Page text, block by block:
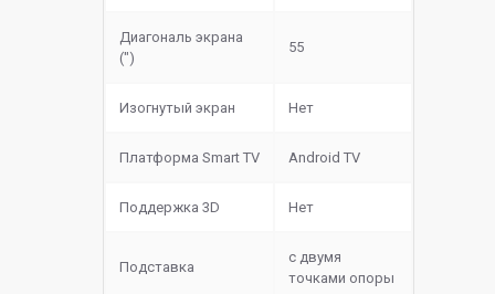
Диагональ экрана
(")
55
Изогнутый экран Нет
Платформа Smart TV Android TV
Поддержка 3D Нет
Подставка
с двумя
точками опоры